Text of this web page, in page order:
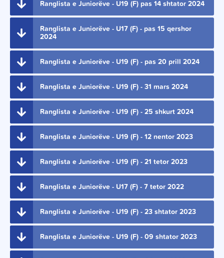
Ranglista e Juniorëve - U19 (F) pas 14 shtator 2024
Ranglista e Juniorëve - U17 (F) - pas 15 qershor
2024
Ranglista e Juniorëve - U19 (F) - pas 20 prill 2024
Ranglista e Juniorëve - U19 (F) - 31 mars 2024
Ranglista e Juniorëve - U19 (F) - 25 shkurt 2024
Ranglista e Juniorëve - U19 (F) - 12 nentor 2023
Ranglista e Juniorëve - U19 (F) - 21 tetor 2023
Ranglista e Juniorëve - U17 (F) - 7 tetor 2022
Ranglista e Juniorëve - U19 (F) - 23 shtator 2023
Ranglista e Juniorëve - U19 (F) - 09 shtator 2023